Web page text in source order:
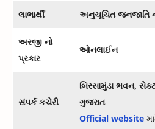
લાભાર્થી અનુચૂચિત જનજાતિ
અરજી નો
પ્રકાર
ઓનલાઈન
સંપર્ક કચેરી
બિરસામુંડા ભવન,
ગુજરાત
Official website